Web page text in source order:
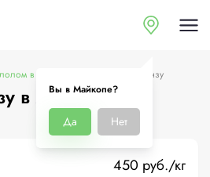
Вы в Майкопе?
Да Нет
в Майкопе Цены на бронзу
в Майкопе
450 руб./кг